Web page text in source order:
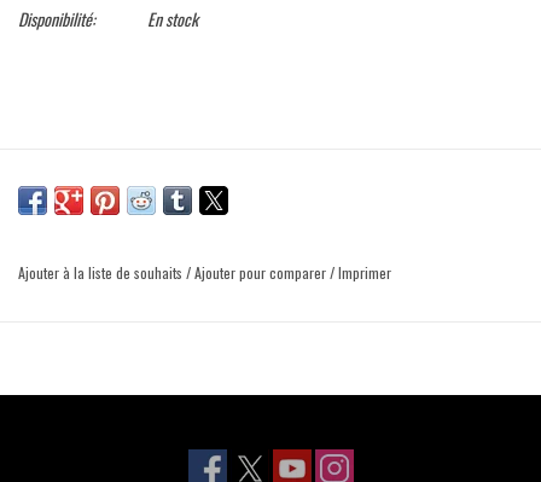
Disponibilité:
En stock
Ajouter à la liste de souhaits /Ajouter pour comparer/Imprimer